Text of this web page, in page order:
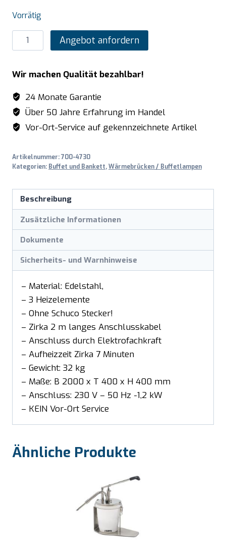
Vorrätig
SARO
Wärmebrücke
mm
Menge
Angebot anfordern
Wir machen Qualität bezahlbar!
24 Monate Garantie
Über 50 Jahre Erfahrung im Handel
Vor-Ort-Service auf gekennzeichnete Artikel
Artikelnummer:700-4730
Kategorien: Buffet und Bankett,Wärmebrücken / Buffetlampen
Beschreibung
Zusätzliche Informationen
Dokumente
Sicherheits- und Warnhinweise
– Material: Edelstahl,
– 3 Heizelemente
– Ohne Schuco Stecker!
– Zirka 2 m langes Anschlusskabel
– Anschluss durch Elektrofachkraft
– Aufheizzeit Zirka 7 Minuten
– Gewicht: 32 kg
– Maße: B 2000 x T 400 x H 400 mm
– Anschluss: 230 V – 50 Hz -1,2 kW
– KEIN Vor-Ort Service
Ähnliche Produkte